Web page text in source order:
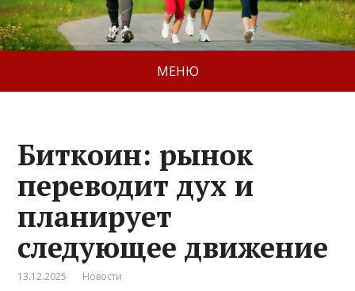
МЕНЮ
Биткоин: рынок
переводит дух и
планирует
следующее движение
13.12.2025 Новости